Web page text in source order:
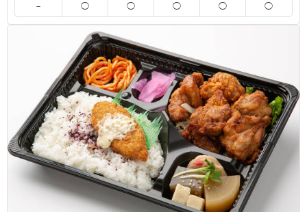
安定の人気で今回頼んだ幕の内・唐揚げの中ではこちらの
生姜焼きが一番人気でした。お肉もやわらかく、白身魚フ
ライとのダブルメインのような感じでごはんが進む内容の
お弁当でみな満足そうでした！
ご利用シーン：会議・セミナー›講習会
大阪府大阪市北区梅田2025/02/13
－ ◯ ◯ ◯ ◯ ◯